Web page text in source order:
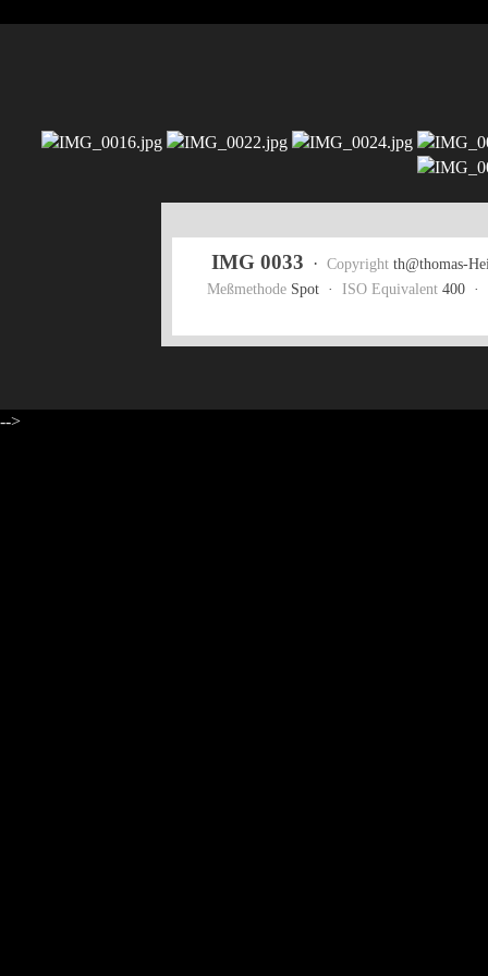
IMG 0033 · Copyrightth@thomas-
Meßmethode Spot · ISO Equivalent 400 ·
-->